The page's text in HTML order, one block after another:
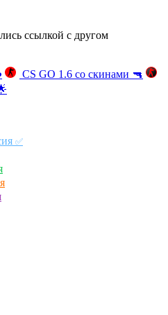
ссылкой с другом
CS GO 1.6 со скинами 🔫
✅